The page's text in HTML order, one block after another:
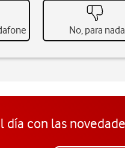
No, para nada
día con las